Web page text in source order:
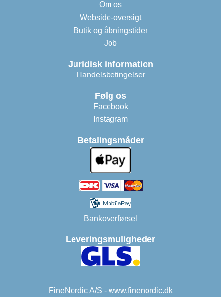
Om os
Webside-oversigt
Butik og åbningstider
Job
Juridisk information
Handelsbetingelser
Følg os
Facebook
Instagram
Betalingsmåder
Bankoverførsel
Leveringsmuligheder
FineNordic A/S - www.finenordic.dk